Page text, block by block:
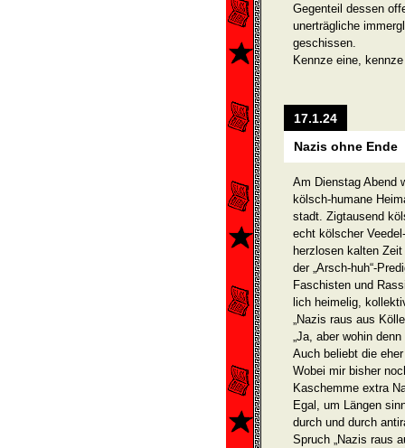
Ge­gen­teil dessen
unerträg­liche
ge­schissen.
Kennze eine,
17.1.24
Nazis ohne Ende
Am Dienstag Abend
kölsch-humane
stadt. Zigtausend
echt kölscher
herzlosen kalten
der „Arsch-huh“-
Faschisten und
lich heimelig,
„Nazis raus aus
„Ja, aber wohin
Auch beliebt die
Wobei mir bis­her
Kaschemme extra
Egal, um Längen
durch und durch
Spruch „Nazis raus